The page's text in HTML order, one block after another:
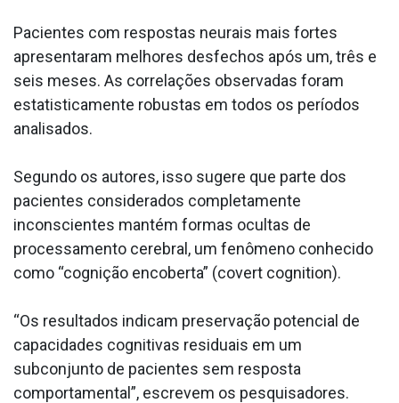
Pacientes com respostas neurais mais fortes
apresentaram melhores desfechos após um, três e
seis meses. As correlações observadas foram
estatisticamente robustas em todos os períodos
analisados.
Segundo os autores, isso sugere que parte dos
pacientes considerados completamente
inconscientes mantém formas ocultas de
processamento cerebral, um fenômeno conhecido
como “cognição encoberta” (covert cognition).
“Os resultados indicam preservação potencial de
capacidades cognitivas residuais em um
subconjunto de pacientes sem resposta
comportamental”, escrevem os pesquisadores.